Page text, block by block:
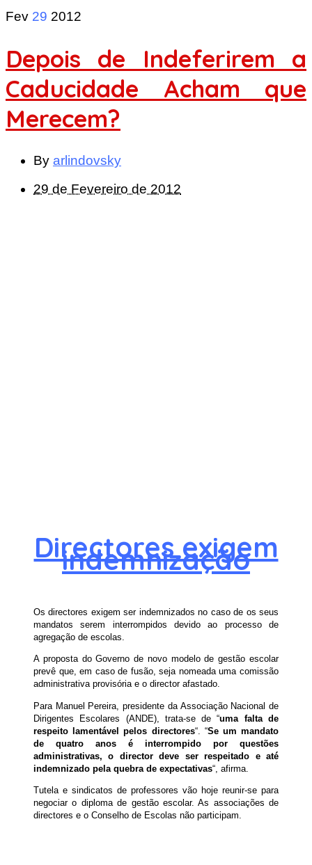
Fev 29 2012
Depois de Indeferirem a
Caducidade Acham que
Merecem?
By arlindovsky
29 de Fevereiro de 2012
Directores exigem
indemnização
Os directores exigem ser indemnizados no caso de os seus
mandatos serem interrompidos devido ao processo de
agregação de escolas.
A proposta do Governo de novo modelo de gestão escolar
prevê que, em caso de fusão, seja nomeada uma comissão
administrativa provisória e o director afastado.
Para Manuel Pereira, presidente da Associação Nacional de
Dirigentes Escolares (ANDE), trata-se de “uma falta de
respeito lamentável pelos directores“. “Se um mandato
de quatro anos é interrompido por questões
administrativas, o director deve ser respeitado e até
indemnizado pela quebra de expectativas“, afirma.
Tutela e sindicatos de professores vão hoje reunir-se para
negociar o diploma de gestão escolar. As associações de
directores e o Conselho de Escolas não participam.